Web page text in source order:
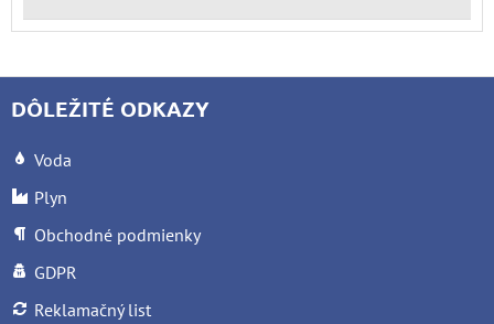
DÔLEŽITÉ ODKAZY
Voda
Plyn
Obchodné podmienky
GDPR
Reklamačný list